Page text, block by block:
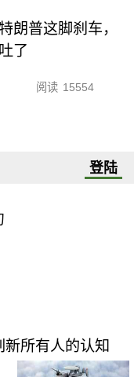
朗普这脚刹车，
了
阅读 15554
登陆
所有人的认知